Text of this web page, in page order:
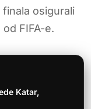
osigurali
FIFA-e.
Katar,